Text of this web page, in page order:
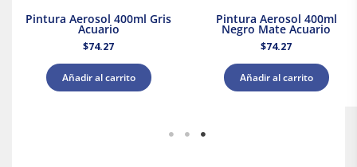
Pintura Aerosol 400ml Gris
Acuario
$74.27
Añadir al carrito
Pintura Aerosol 400ml
Negro Mate Acuario
$74.27
Añadir al carrito